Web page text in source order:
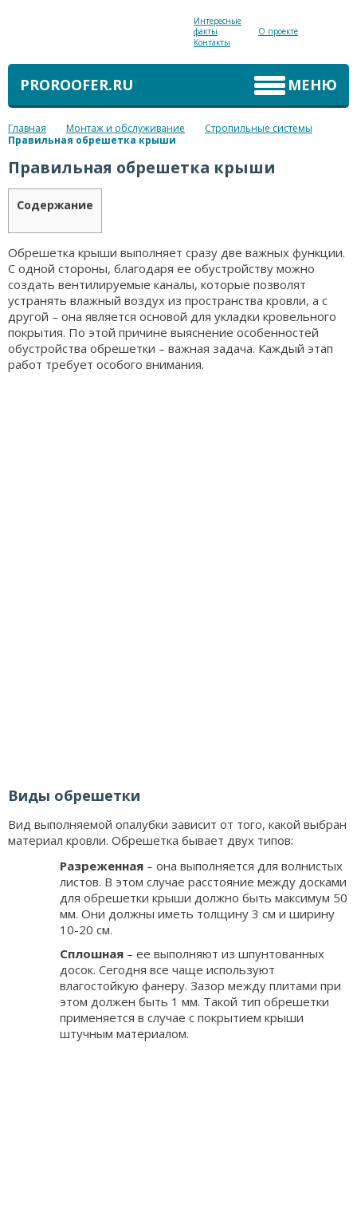
Интересные
факты
О проекте
Контакты
МЕНЮ
PROROOFER.RU
Главная Монтаж и обслуживание
Стропильные системы
Правильная обрешетка крыши
Правильная обрешетка крыши
Содержание
Обрешетка крыши выполняет сразу две важных функции.
С одной стороны, благодаря ее обустройству можно
создать вентилируемые каналы, которые позволят
устранять влажный воздух из пространства кровли, а с
другой – она является основой для укладки кровельного
покрытия. По этой причине выяснение особенностей
обустройства обрешетки – важная задача. Каждый этап
работ требует особого внимания.
Виды обрешетки
Вид выполняемой опалубки зависит от того, какой выбран
материал кровли. Обрешетка бывает двух типов:
Разреженная – она выполняется для волнистых
листов. В этом случае расстояние между досками
для обрешетки крыши должно быть максимум 50
мм. Они должны иметь толщину 3 см и ширину
10-20 см.
Сплошная – ее выполняют из шпунтованных
досок. Сегодня все чаще используют
влагостойкую фанеру. Зазор между плитами при
этом должен быть 1 мм. Такой тип обрешетки
применяется в случае с покрытием крыши
штучным материалом.